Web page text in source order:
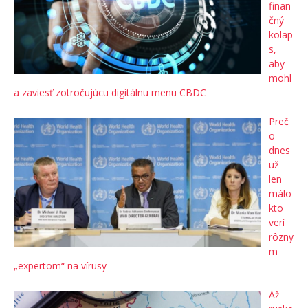
finan
čný
kolap
s,
aby
mohl
a zaviesť zotročujúcu digitálnu menu CBDC
Preč
o
dnes
už
len
málo
kto
verí
rôzny
m
„expertom“ na vírusy
Až